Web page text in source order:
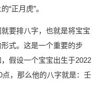
“正月虎”。
要排八字，也就是将宝宝
式。这是一个重要的步
假设一个宝宝出生于2022
，那么他的八字就是：壬